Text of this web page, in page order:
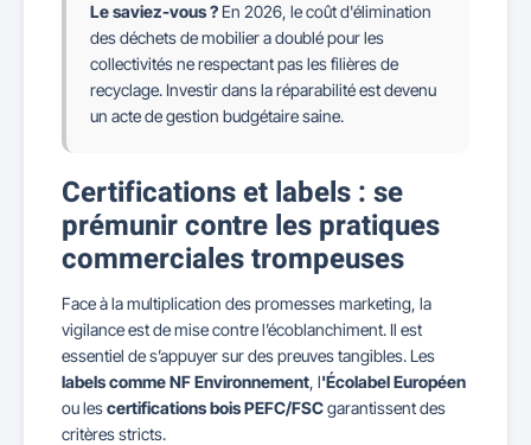
Le saviez-vous ? En 2026, le coût d'élimination
des déchets de mobilier a doublé pour les
collectivités ne respectant pas les filières de
recyclage. Investir dans la réparabilité est devenu
un acte de gestion budgétaire saine.
Certifications et labels : se
prémunir contre les pratiques
commerciales trompeuses
Face à la multiplication des promesses marketing, la
vigilance est de mise contre l’écoblanchiment. Il est
essentiel de s’appuyer sur des preuves tangibles. Les
labels comme NF Environnement, l'Écolabel Européen
ou lescertifications bois PEFC/FSCgarantissent des
critères stricts.